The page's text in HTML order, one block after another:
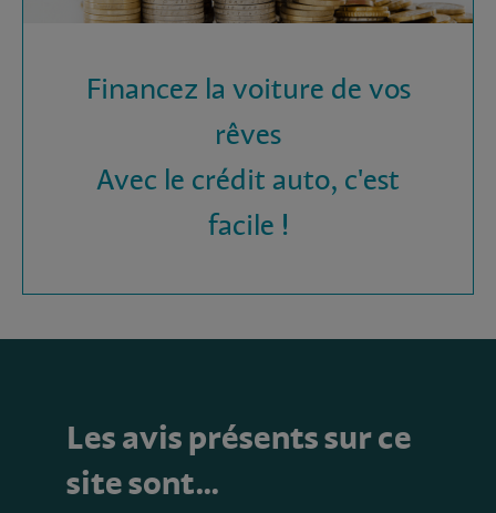
Financez la voiture de vos
rêves
Avec le crédit auto, c'est
facile !
Les avis présents sur ce
site sont…